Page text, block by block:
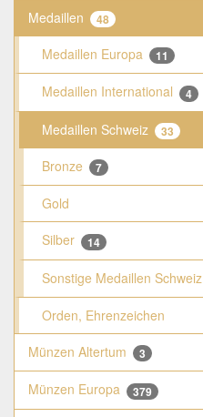
Medaillen 48
Medaillen Europa 11
Medaillen International 4
Medaillen Schweiz 33
Bronze 7
Gold
Silber
14
Sonstige Medaillen Schweiz
Orden, Ehrenzeichen
Münzen Altertum
3
Münzen Europa 379